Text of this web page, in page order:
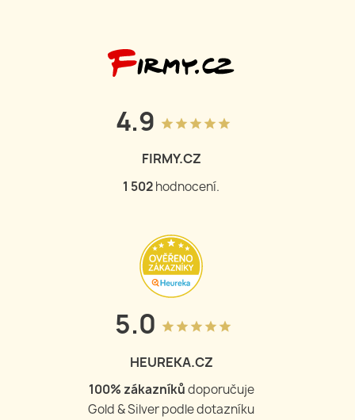
4.9 grade grade grade grade grade
FIRMY.CZ
1 502hodnocení.
5.0 grade grade grade grade grade
HEUREKA.CZ
100% zákazníkůdoporučuje
Gold & Silver podle dotazníku